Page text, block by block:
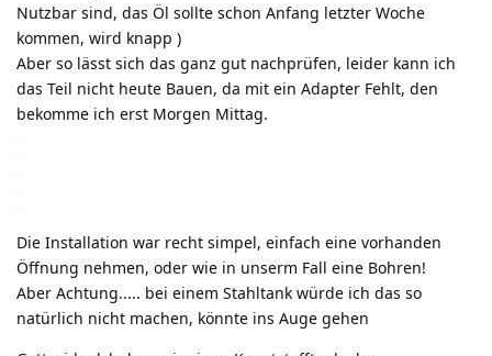
Nutzbar sind, das Öl sollte schon Anfang letzter Woche
kommen, wird knapp )
Aber so lässt sich das ganz gut nachprüfen, leider kann ich
das Teil nicht heute Bauen, da mit ein Adapter Fehlt, den
bekomme ich erst Morgen Mittag.
Die Installation war recht simpel, einfach eine vorhanden
Öffnung nehmen, oder wie in unserm Fall eine Bohren!
Aber Achtung..... bei einem Stahltank würde ich das so
natürlich nicht machen, könnte ins Auge gehen